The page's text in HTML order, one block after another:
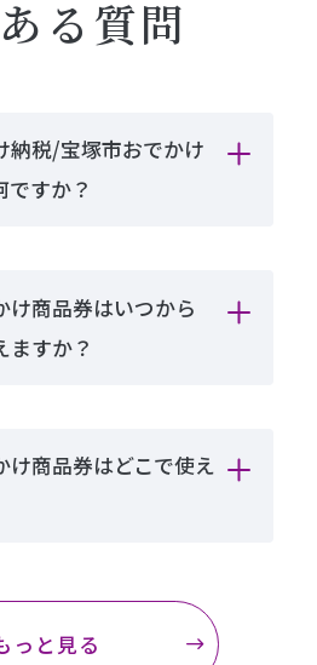
る質問
納税/宝塚市おでかけ
ですか？
け商品券はいつから
ますか？
け商品券はどこで使え
っと見る